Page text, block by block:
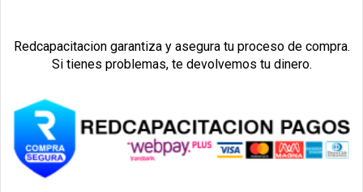
Redcapacitacion garantiza y asegura tu proceso de compra.
Si tienes problemas, te devolvemos tu dinero.